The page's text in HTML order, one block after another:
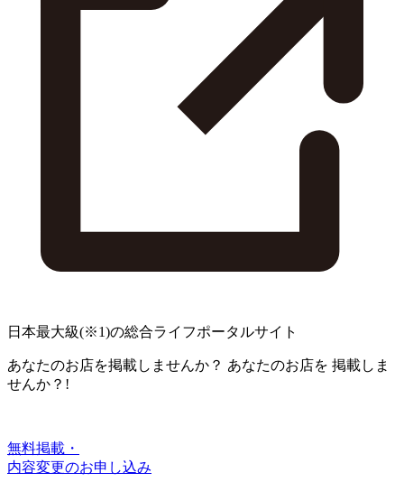
日本最大級(※1)の総合ライフポータルサイト
あなたのお店を掲載しませんか？ あなたのお店を 掲載しま
せんか？!
無料掲載・
内容変更のお申し込み